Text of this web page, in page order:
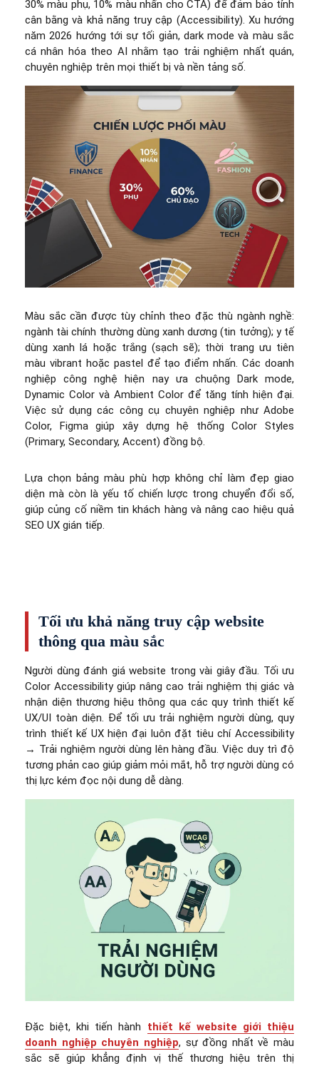
30% màu phụ, 10% màu nhấn cho CTA) để đảm bảo tính
cân bằng và khả năng truy cập (Accessibility). Xu hướng
năm 2026 hướng tới sự tối giản, dark mode và màu sắc
cá nhân hóa theo AI nhằm tạo trải nghiệm nhất quán,
chuyên nghiệp trên mọi thiết bị và nền tảng số.
Màu sắc cần được tùy chỉnh theo đặc thù ngành nghề:
ngành tài chính thường dùng xanh dương (tin tưởng); y tế
dùng xanh lá hoặc trắng (sạch sẽ); thời trang ưu tiên
màu vibrant hoặc pastel để tạo điểm nhấn. Các doanh
nghiệp công nghệ hiện nay ưa chuộng Dark mode,
Dynamic Color và Ambient Color để tăng tính hiện đại.
Việc sử dụng các công cụ chuyên nghiệp như Adobe
Color, Figma giúp xây dựng hệ thống Color Styles
(Primary, Secondary, Accent) đồng bộ.
Lựa chọn bảng màu phù hợp không chỉ làm đẹp giao
diện mà còn là yếu tố chiến lược trong chuyển đổi số,
giúp củng cố niềm tin khách hàng và nâng cao hiệu quả
SEO UX gián tiếp.
Tối ưu khả năng truy cập website
thông qua màu sắc
Người dùng đánh giá website trong vài giây đầu. Tối ưu
Color Accessibility giúp nâng cao trải nghiệm thị giác và
nhận diện thương hiệu thông qua các quy trình thiết kế
UX/UI toàn diện. Để tối ưu trải nghiệm người dùng, quy
trình thiết kế UX hiện đại luôn đặt tiêu chí Accessibility
→ Trải nghiệm người dùng lên hàng đầu. Việc duy trì độ
tương phản cao giúp giảm mỏi mắt, hỗ trợ người dùng có
thị lực kém đọc nội dung dễ dàng.
Đặc biệt, khi tiến hành thiết kế website giới thiệu
doanh nghiệp chuyên nghiệp, sự đồng nhất về màu
sắc sẽ giúp khẳng định vị thế thương hiệu trên thị